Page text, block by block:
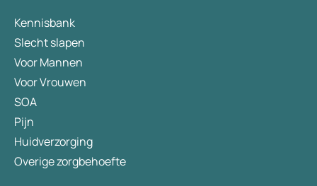
Kennisbank
Slecht slapen
Voor Mannen
Voor Vrouwen
SOA
Pijn
Huidverzorging
Overige zorgbehoefte